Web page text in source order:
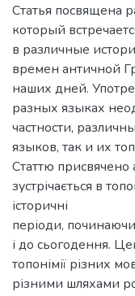
Статья посвящена
который
в различные
времен античной
наших дней.
разных языках
частности,
языков, так и их
Статтю присвячено
зустрічається в
історичні
періоди, починаючи
і до сьогодення.
топонімії різних
різними шляхами